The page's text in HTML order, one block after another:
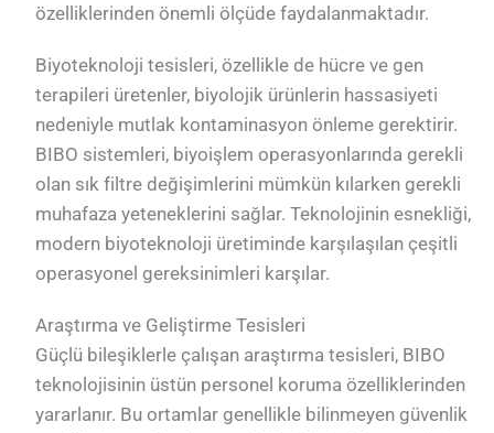
özelliklerinden önemli ölçüde faydalanmaktadır.
Biyoteknoloji tesisleri, özellikle de hücre ve gen
terapileri üretenler, biyolojik ürünlerin hassasiyeti
nedeniyle mutlak kontaminasyon önleme gerektirir.
BIBO sistemleri, biyoişlem operasyonlarında gerekli
olan sık filtre değişimlerini mümkün kılarken gerekli
muhafaza yeteneklerini sağlar. Teknolojinin esnekliği,
modern biyoteknoloji üretiminde karşılaşılan çeşitli
operasyonel gereksinimleri karşılar.
Araştırma ve Geliştirme Tesisleri
Güçlü bileşiklerle çalışan araştırma tesisleri, BIBO
teknolojisinin üstün personel koruma özelliklerinden
yararlanır. Bu ortamlar genellikle bilinmeyen güvenlik